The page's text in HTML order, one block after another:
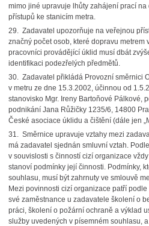
mimo jiné upravuje lhůty zahájení prací
přístupů ke stanicím metra.
29. Zadavatel upozorňuje na veřejnou
značný počet osob, které dopravu metrem
pracovníci provádějící úklid musí dbát
identifikaci podezřelých předmětů.
30. Zadavatel přikládá Provozní směrnici
v metru ze dne 15.3.2002, účinnou od
stanovisko Mgr. Ireny Bartoňové Pálkové,
podnikání Jana Růžičky 1235/6, 14800
České asociace úklidu a čištění (dále jen
31. Směrnice upravuje vztahy mezi
má zadavatel sjednán smluvní vztah.
v souvislosti s činností cizí organizace
stanoví podmínky její činnosti. Podmínky,
souhlasu, musí být zahrnuty ve smlouvě
Mezi povinnosti cizí organizace patří
své zaměstnance u zadavatele školení o
práci, školení o požární ochraně a výklad
služby uvedených v písemném souhlasu,